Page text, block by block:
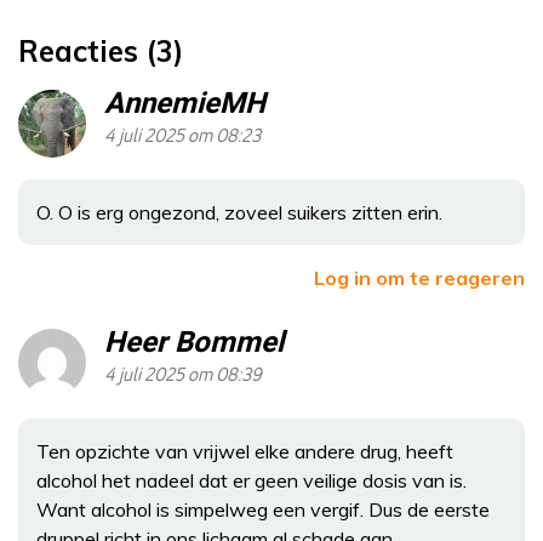
Reacties (3)
AnnemieMH
4 juli 2025 om 08:23
O. O is erg ongezond, zoveel suikers zitten erin.
Log in om te reageren
Heer Bommel
4 juli 2025 om 08:39
Ten opzichte van vrijwel elke andere drug, heeft
alcohol het nadeel dat er geen veilige dosis van is.
Want alcohol is simpelweg een vergif. Dus de eerste